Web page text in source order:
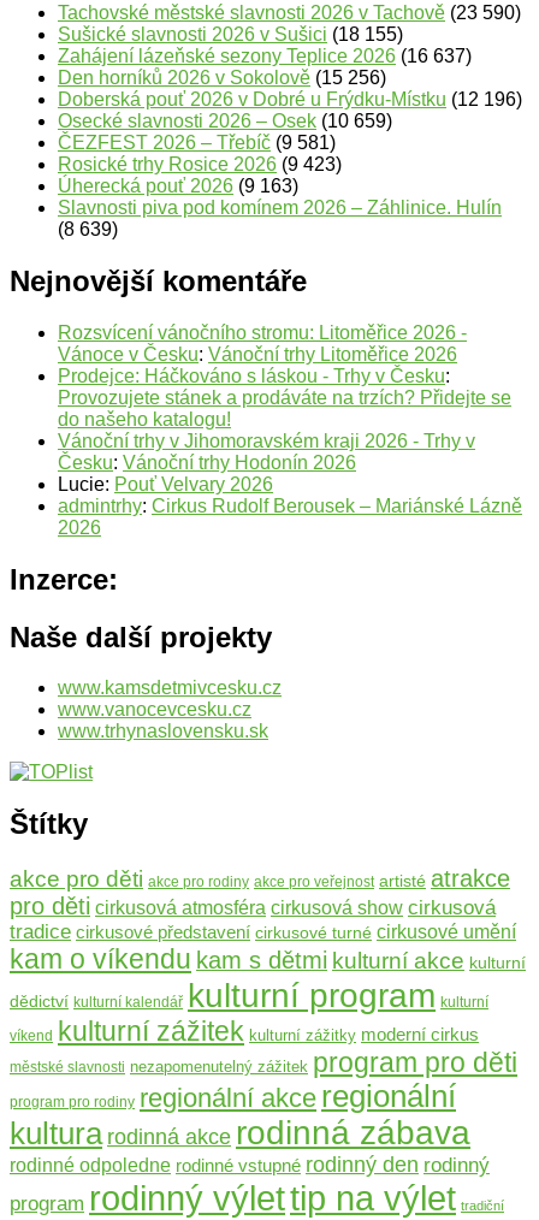
Tachovské městské slavnosti 2026 v Tachově (23 590)
Sušické slavnosti 2026 v Sušici (18 155)
Zahájení lázeňské sezony Teplice 2026 (16 637)
Den horníků 2026 v Sokolově (15 256)
Doberská pouť 2026 v Dobré u Frýdku-Místku (12 196)
Osecké slavnosti 2026 – Osek (10 659)
ČEZFEST 2026 – Třebíč (9 581)
Rosické trhy Rosice 2026 (9 423)
Úherecká pouť 2026 (9 163)
Slavnosti piva pod komínem 2026 – Záhlinice. Hulín
(8 639)
Nejnovější komentáře
Rozsvícení vánočního stromu: Litoměřice 2026 -
Vánoce v Česku: Vánoční trhy Litoměřice 2026
Prodejce: Háčkováno s láskou - Trhy v Česku:
Provozujete stánek a prodáváte na trzích? Přidejte se
do našeho katalogu!
Vánoční trhy v Jihomoravském kraji 2026 - Trhy v
Česku: Vánoční trhy Hodonín 2026
Lucie: Pouť Velvary 2026
admintrhy: Cirkus Rudolf Berousek – Mariánské Lázně
2026
Inzerce:
Naše další projekty
www.kamsdetmivcesku.cz
www.vanocevcesku.cz
www.trhynaslovensku.sk
Štítky
akce pro děti akce pro rodiny akce pro veřejnost artisté atrakce
pro děti cirkusová atmosféra cirkusová show cirkusová
tradice cirkusové představení cirkusové turné cirkusové umění
kam o víkendu kam s dětmi kulturní akce kulturní
dědictví kulturní kalendář kulturní program kulturní
víkend kulturní zážitek kulturní zážitky moderní cirkus
městské slavnosti nezapomenutelný zážitek program pro děti
program pro rodiny regionální akce regionální
kultura rodinná akce rodinná zábava
rodinné odpoledne rodinné vstupné rodinný den rodinný
program rodinný výlettip na výlet tradiční